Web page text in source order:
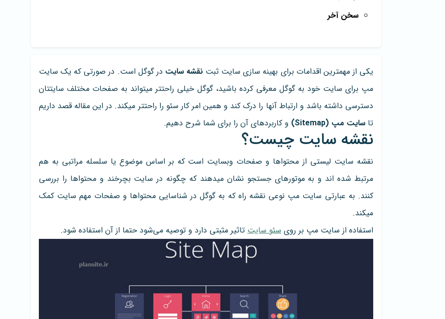
سخن آخر
یکی از مهمترین اقدامات برای بهینه سازی سایت ثبت نقشه سایت در گوگل است. در صورتی که یک سایت
مپ برای سایت خود به گوگل معرفی کرده باشید، گوگل خیلی راحتتر میتواند به صفحات مختلف سایتتان
دسترسی داشته باشد و ارتباط آنها را درک کند و همین امر کار سئو را راحتتر میکند. در این مقاله قصد داریم
تا سایت مپ (Sitemap) و کاربردهای آن را برای شما شرح دهیم.
نقشه سایت چیست؟
نقشه سایت لیستی از محتواها و صفحات وبسایت است که بر اساس موضوع یا سلسله مراتبی به هم
مرتبط شده اند و به موتورهای جستجو نشان میدهند که چگونه در سایت بچرخند و محتواها را بررسی
کنند. به عبارتی سایت مپ نوعی نقشه راه که به گوگل در شناسایی محتواها و صفحات مهم سایت کمک
میکند.
استفاده از سایت مپ بر روی سئو سایت تاثیر مثبتی دارد و توصیه می‌شود حتما از آن استفاده شود.